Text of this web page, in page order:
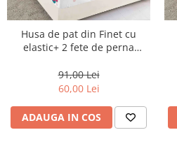
Husa de pat din Finet cu
elastic+ 2 fete de perna
91,00 Lei
60,00 Lei
ADAUGA IN COS